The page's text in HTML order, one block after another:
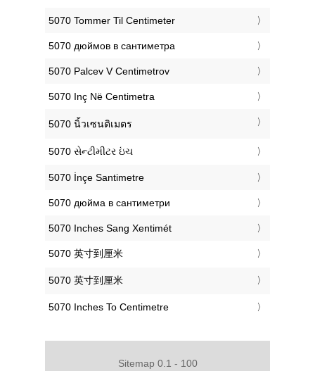
‎5070 Tommer Til Centimeter
‎5070 дюймов в сантиметра
‎5070 Palcev V Centimetrov
‎5070 Inç Në Centimetra
‎5070 นิ้วเซนติเมตร
‎5070 સેન્ટીમીટર ઇંચ
‎5070 İnçe Santimetre
‎5070 дюйма в сантиметри
‎5070 Inches Sang Xentimét
‎5070 英寸到厘米
‎5070 英寸到厘米
‎5070 Inches To Centimetre
Sitemap 0.1 - 100